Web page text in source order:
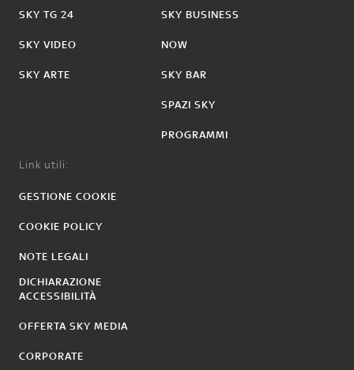
SKY TG 24
SKY VIDEO
SKY ARTE
SKY BUSINESS
NOW
SKY BAR
SPAZI SKY
PROGRAMMI
Link utili:
GESTIONE COOKIE
COOKIE POLICY
NOTE LEGALI
DICHIARAZIONE
ACCESSIBILITÀ
OFFERTA SKY MEDIA
CORPORATE